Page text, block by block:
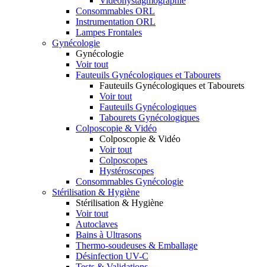
Consommables ORL
Instrumentation ORL
Lampes Frontales
Gynécologie
Gynécologie
Voir tout
Fauteuils Gynécologiques et Tabourets
Fauteuils Gynécologiques et Tabourets
Voir tout
Fauteuils Gynécologiques
Tabourets Gynécologiques
Colposcopie & Vidéo
Colposcopie & Vidéo
Voir tout
Colposcopes
Hystéroscopes
Consommables Gynécologie
Stérilisation & Hygiène
Stérilisation & Hygiène
Voir tout
Autoclaves
Bains à Ultrasons
Thermo-soudeuses & Emballage
Désinfection UV-C